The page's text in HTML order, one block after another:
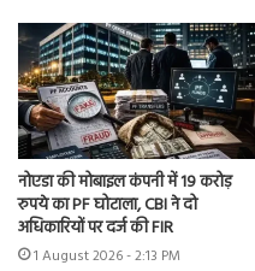
नोएडा की मोबाइल कंपनी में 19 करोड़
रुपये का PF घोटाला, CBI ने दो
अधिकारियों पर दर्ज की FIR
1 August 2026 - 2:13 PM